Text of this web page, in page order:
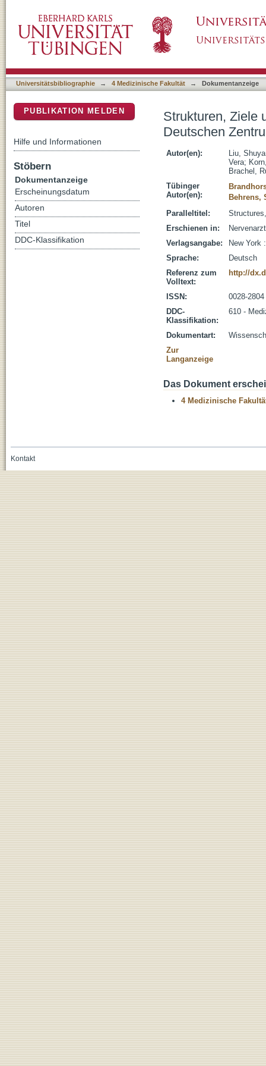
Psychische Gesundheit
Universitätsbibliographie → 4 Medizinische Fakultät → Dokumentanzeige
Strukturen, Ziele
Deutschen
Autor(en):
Liu,
Vera;
Brachel,
Tübinger
Autor(en):
Behrens,
Paralleltitel:
Erschienen in:
Verlagsangabe:
New York
Sprache:
Deutsch
Referenz zum
Volltext:
http://
ISSN:
0028-2804
DDC-
Klassifikation:
610 -
Dokumentart:
Zur
Langanzeige
Das Dokument
4 Medizinische
PUBLIKATION MELDEN
Hilfe und Informationen
Stöbern
Dokumentanzeige
Erscheinungsdatum
Autoren
Titel
DDC-Klassifikation
Kontakt